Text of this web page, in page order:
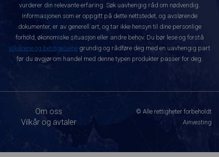
vurderer din relevante erfaring. Søk uavhengig råd om nødvendig.
Informasjonen som er oppgitt på dette nettstedet, og avslørende
dokumenter, er av generell art, og tar ikke hensyn til dine personlige
forhold, økonomiske situasjon eller andre behov. Du bør lese og forstå
vilkårene og betingelsene grundig og rådføre deg med en uavhengig part
før du avgjør om handel med denne typen produkter passer for deg.
Om oss
Vilkår og avtaler
© Alle rettigheter forbeholdt
Ainvesting